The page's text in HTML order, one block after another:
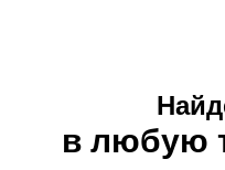
в любую